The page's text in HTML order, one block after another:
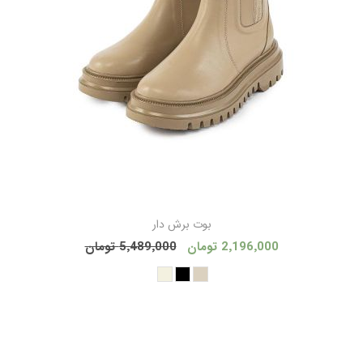
بوت برش دار
2٬196٬000 تومان 5٬489٬000 تومان